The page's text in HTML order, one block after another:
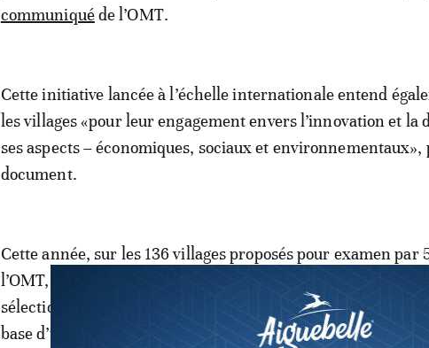
communiquéde l’OMT.
Cette initiative lancée à l’échelle internationale entend
les villages «pour leur engagement envers l’innovation et la
ses aspects – économiques, sociaux et
document.
Cette année, sur les 136 villages proposés pour examen par
l’OMT, 32 villages de 18 pays des 5 régions du monde ont
sélectionnés après avoir été évalués par un conseil
base d’un ensemble de critères couvrant neuf domaines,